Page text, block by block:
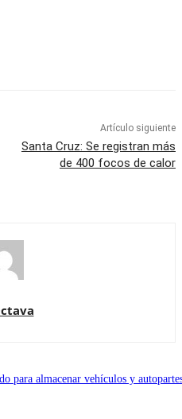
Artículo siguiente
Santa Cruz: Se registran más
de 400 focos de calor
para almacenar vehículos y